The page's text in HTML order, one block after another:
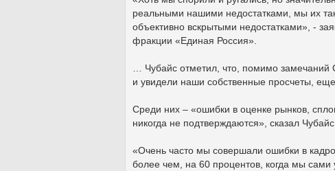
реальными нашими недостатками, мы их
объективно вскрытыми недостатками», -
фракции «Единая Россия».
… Чубайс отметил, что, помимо
и увидели наши собственные просчеты, еще
Среди них – «ошибки в оценке рынков,
никогда не подтверждаются», сказал
«Очень часто мы совершали ошибки в
более чем, на 60 процентов, когда мы